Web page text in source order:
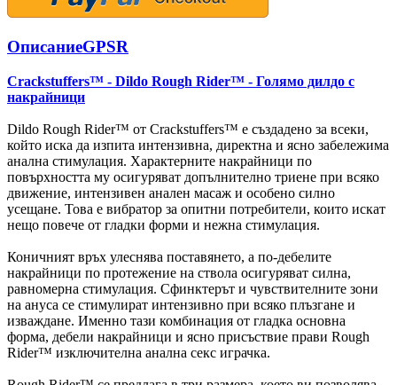
ОписаниеGPSR
Crackstuffers™ - Dildo Rough Rider™ - Голямо дилдо с
накрайници
Dildo Rough Rider™ от Crackstuffers™ е създадено за всеки,
който иска да изпита интензивна, директна и ясно забележима
анална стимулация. Характерните накрайници по
повърхността му осигуряват допълнително триене при всяко
движение, интензивен анален масаж и особено силно
усещане. Това е вибратор за опитни потребители, които искат
нещо повече от гладки форми и нежна стимулация.
Коничният връх улеснява поставянето, а по-дебелите
накрайници по протежение на ствола осигуряват силна,
равномерна стимулация. Сфинктерът и чувствителните зони
на ануса се стимулират интензивно при всяко плъзгане и
изваждане. Именно тази комбинация от гладка основна
форма, дебели накрайници и ясно присъствие прави Rough
Rider™ изключителна анална секс играчка.